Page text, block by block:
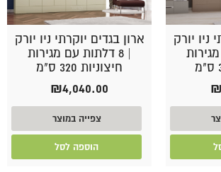
ניו יורק
מגירות
₪
ארון בגדים יוקרתי ניו יורק
| 8 דלתות עם מגירות
חיצוניות 320 ס"מ
₪4,040.00
צפייה במוצר
הוספה לסל